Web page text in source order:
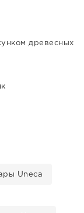
древесных
Uneca